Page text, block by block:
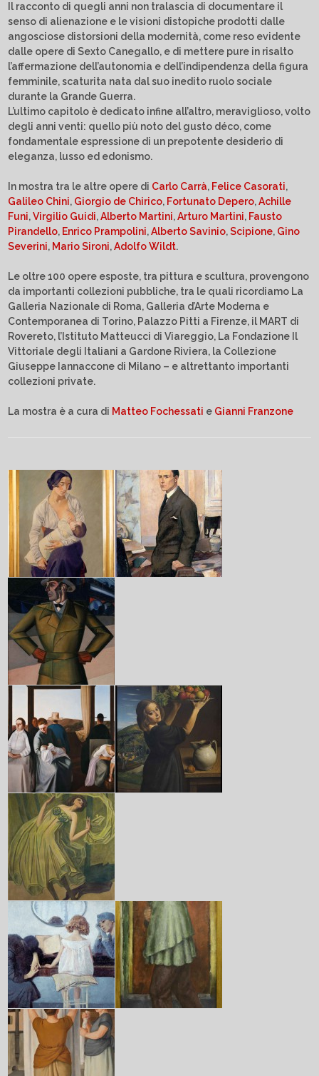
Il racconto di quegli anni non tralascia di documentare il
senso di alienazione e le visioni distopiche prodotti dalle
angosciose distorsioni della modernità, come reso evidente
dalle opere di Sexto Canegallo, e di mettere pure in risalto
l’affermazione dell’autonomia e dell’indipendenza della figura
femminile, scaturita nata dal suo inedito ruolo sociale
durante la Grande Guerra.
L’ultimo capitolo è dedicato infine all’altro, meraviglioso, volto
degli anni venti: quello più noto del gusto déco, come
fondamentale espressione di un prepotente desiderio di
eleganza, lusso ed edonismo.
In mostra tra le altre opere di Carlo Carrà, Felice Casorati,
Galileo Chini, Giorgio de Chirico, Fortunato Depero,Achille
Funi,Virgilio Guidi,Alberto Martini,Arturo Martini, Fausto
Pirandello, Enrico Prampolini,Alberto Savinio,Scipione, Gino
Severini, Mario Sironi,Adolfo Wildt.
Le oltre 100 opere esposte, tra pittura e scultura, provengono
da importanti collezioni pubbliche, tra le quali ricordiamo La
Galleria Nazionale di Roma, Galleria d’Arte Moderna e
Contemporanea di Torino, Palazzo Pitti a Firenze, il MART di
Rovereto, l’Istituto Matteucci di Viareggio, La Fondazione Il
Vittoriale degli Italiani a Gardone Riviera, la Collezione
Giuseppe Iannaccone di Milano – e altrettanto importanti
collezioni private.
La mostra è a cura di Matteo Fochessati e Gianni Franzone